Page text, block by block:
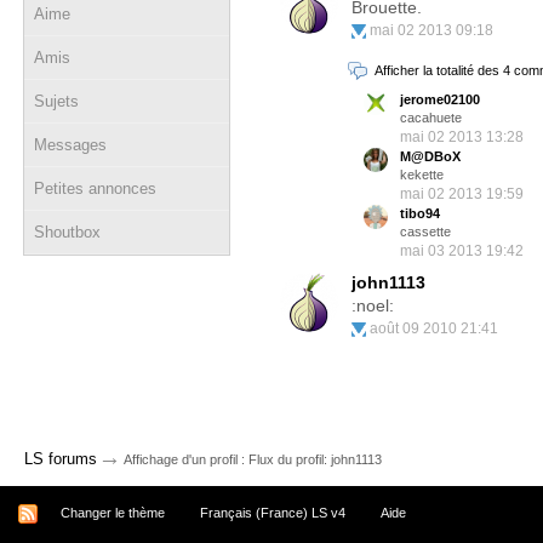
Aime
Amis
Sujets
Messages
Petites annonces
Shoutbox
Brouette.
mai 02 2013 09:18
Afficher la totalité des 4
jerome02100
cacahuete
mai 02 2013 13:28
M@DBoX
kekette
mai 02 2013 19:59
tibo94
cassette
mai 03 2013 19:42
john1113
:noel:
août 09 2010 21:41
LS forums → Affichage d'un profil : Flux du profil: john1113
Changer le thème Français (France) LS v4 Aide